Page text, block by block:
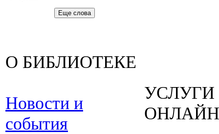
Еще слова
О БИБЛИОТЕКЕ
Новости и
события
УСЛУГИ
ОНЛАЙН